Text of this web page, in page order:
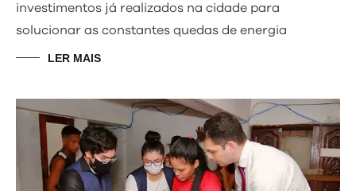
investimentos já realizados na cidade para
solucionar as constantes quedas de energia
LER MAIS